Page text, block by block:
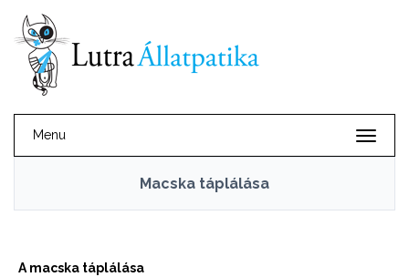
Menu
Macska táplálása
A macska táplálása